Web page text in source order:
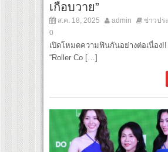
เกือบวาย”
ส.ค. 18, 2025 admin
ข่าวปร
0
เปิดโหมดความฟินกันอย่างต่อเนื่อง
“Roller Co […]